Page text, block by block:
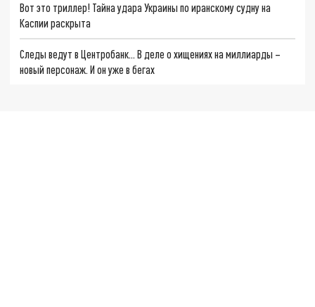
Вот это триллер! Тайна удара Украины по иранскому судну на
Каспии раскрыта
Следы ведут в Центробанк… В деле о хищениях на миллиарды –
новый персонаж. И он уже в бегах